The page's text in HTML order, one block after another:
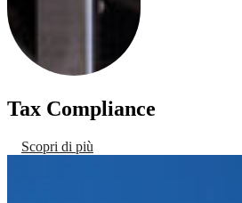
Tax Compliance
Scopri di più